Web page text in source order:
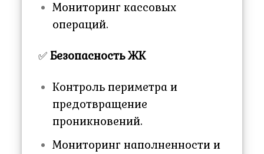
Мониторинг кассовых
операций.
✅ Безопасность ЖК
Контроль периметра и
предотвращение
проникновений.
Мониторинг наполненности и